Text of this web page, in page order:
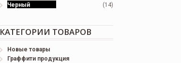
Черный
(14)
КАТЕГОРИИ ТОВАРОВ
Новые товары
Граффити продукция